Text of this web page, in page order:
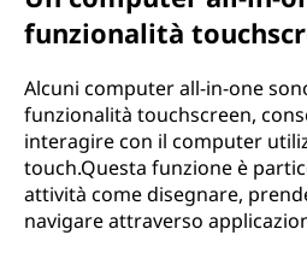
funzionalità
Alcuni computer all-in-one
funzionalità touchscreen,
interagire con il computer
touch.Questa funzione è
attività come disegnare,
navigare attraverso